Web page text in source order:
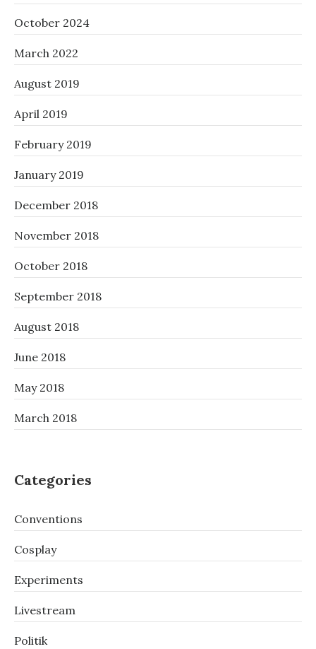
October 2024
March 2022
August 2019
April 2019
February 2019
January 2019
December 2018
November 2018
October 2018
September 2018
August 2018
June 2018
May 2018
March 2018
Categories
Conventions
Cosplay
Experiments
Livestream
Politik